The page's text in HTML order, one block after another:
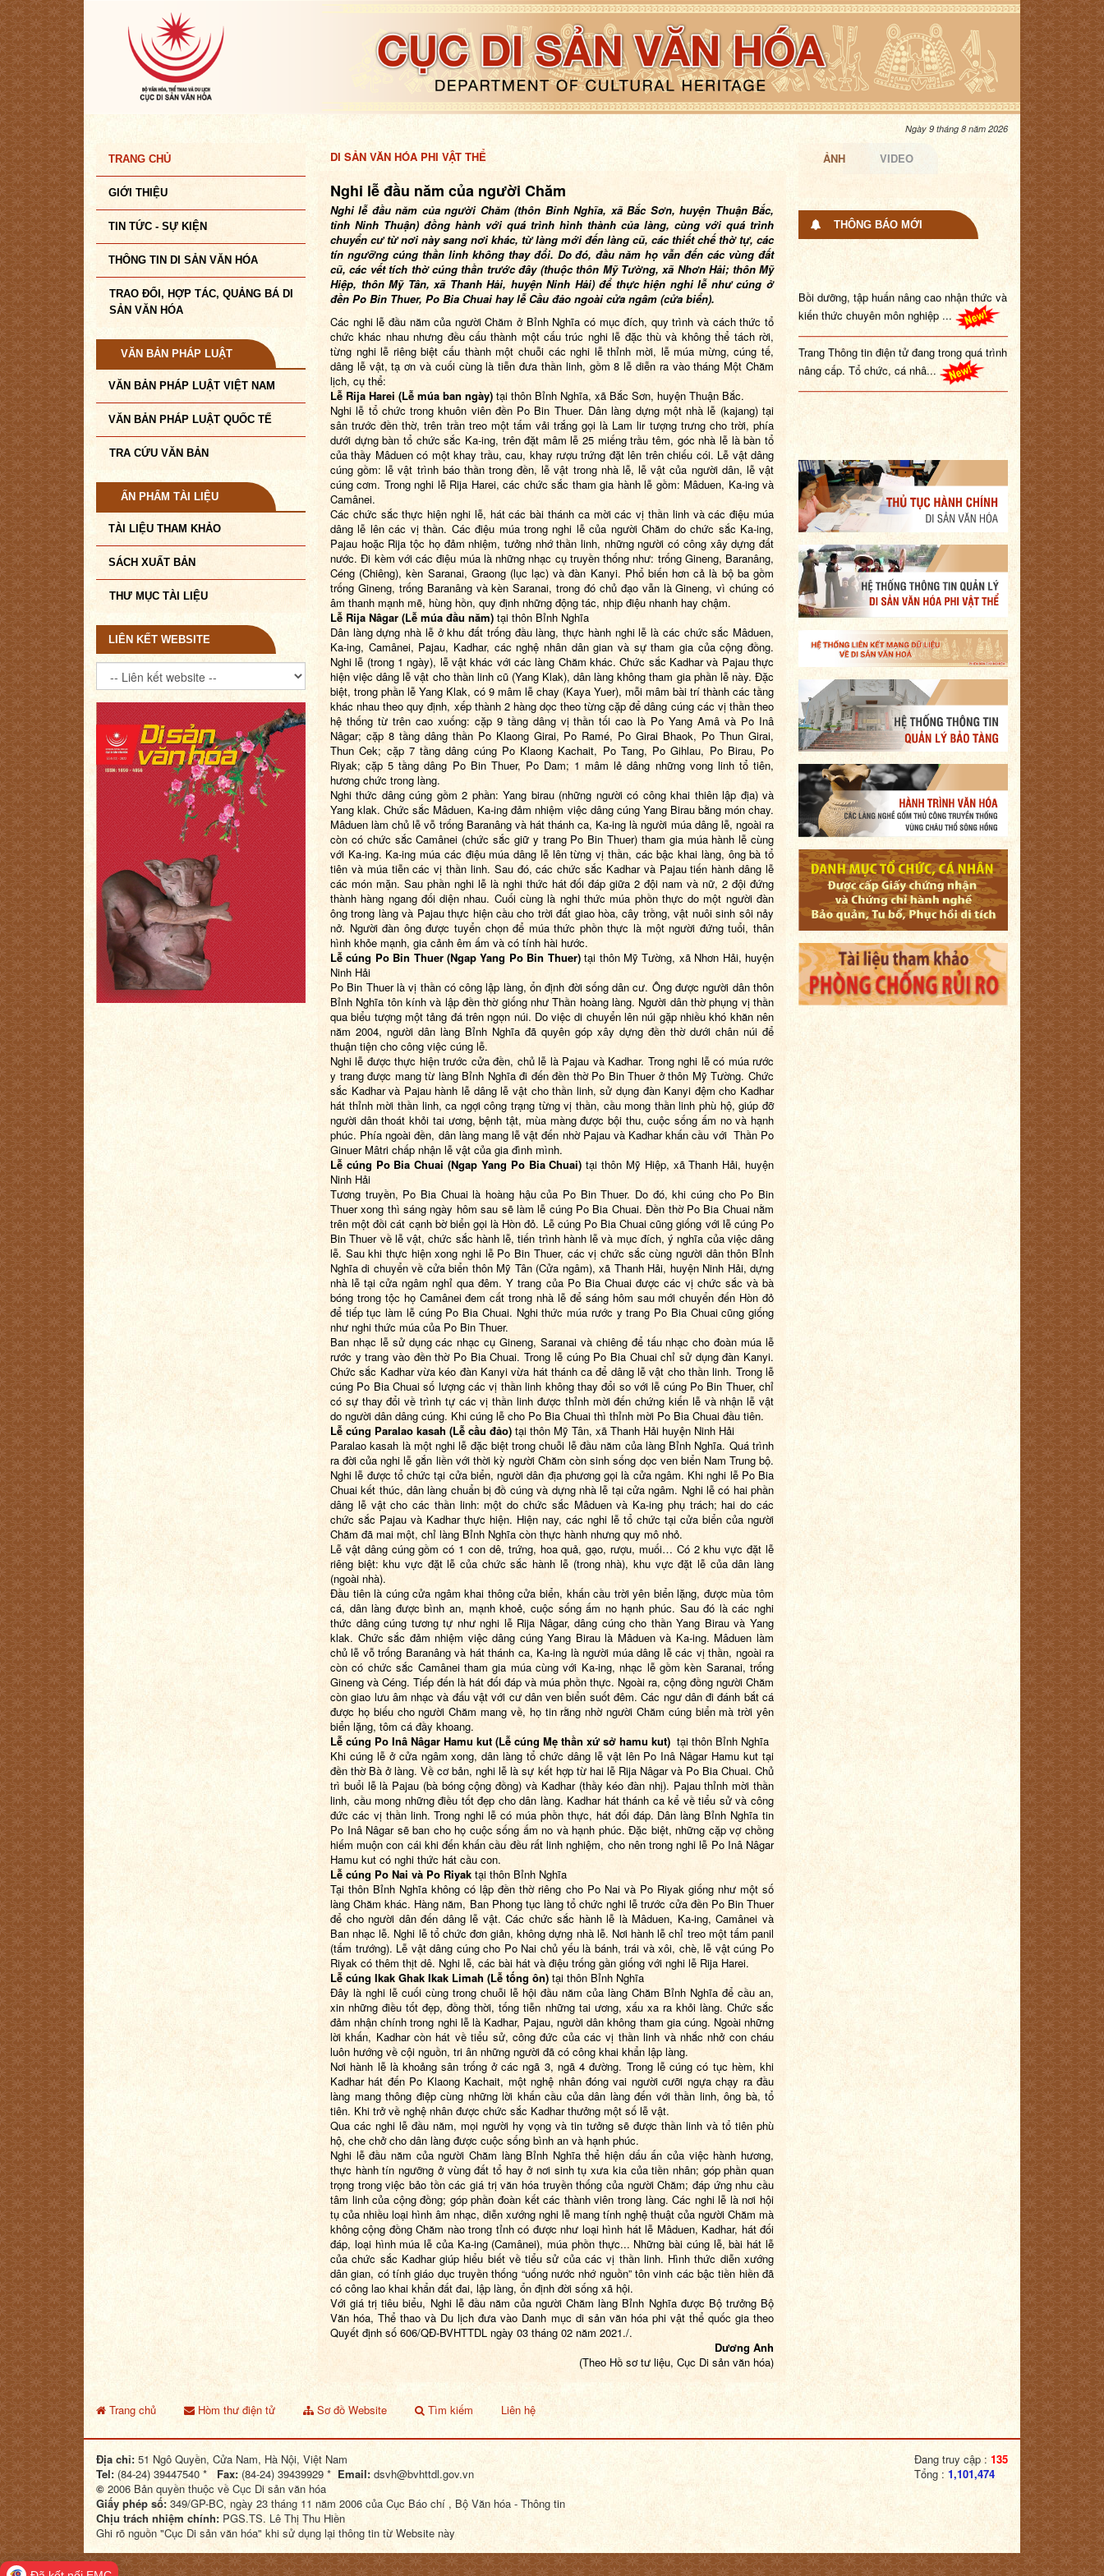
Ngày 9 tháng 8 năm 2026
TRANG CHỦ
GIỚI THIỆU
TIN TỨC - SỰ KIỆN
THÔNG TIN DI SẢN VĂN HÓA
TRAO ĐỔI, HỢP TÁC, QUẢNG BÁ DI
SẢN VĂN HÓA
VĂN BẢN PHÁP LUẬT
VĂN BẢN PHÁP LUẬT VIỆT NAM
VĂN BẢN PHÁP LUẬT QUỐC TẾ
TRA CỨU VĂN BẢN
ẤN PHẨM TÀI LIỆU
TÀI LIỆU THAM KHẢO
SÁCH XUẤT BẢN
THƯ MỤC TÀI LIỆU
LIÊN KẾT WEBSITE
DI SẢN VĂN HÓA PHI VẬT THỂ
Nghi lễ đầu năm của người Chăm
Nghi lễ đầu năm của người Chăm (thôn Bỉnh Nghĩa, xã Bắc Sơn, huyện Thuận Bắc,
tỉnh Ninh Thuận) đồng hành với quá trình hình thành của làng, cùng với quá trình
chuyển cư từ nơi này sang nơi khác, từ làng mới đến làng cũ, các thiết chế thờ tự, các
tín ngưỡng cúng thần linh không thay đổi. Do đó, đầu năm họ vẫn đến các vùng đất
cũ, các vết tích thờ cúng thần trước đây (thuộc thôn Mỹ Tường, xã Nhơn Hải; thôn Mỹ
Hiệp, thôn Mỹ Tân, xã Thanh Hải, huyện Ninh Hải) để thực hiện nghi lễ như cúng ở
đền Po Bin Thuer, Po Bia Chuai hay lễ Cầu đảo ngoài cửa ngâm (cửa biển).
Các nghi lễ đầu năm của người Chăm ở Bỉnh Nghĩa có mục đích, quy trình và cách thức tổ
chức khác nhau nhưng đều cấu thành một cấu trúc nghi lễ đặc thù và không thể tách rời,
từng nghi lễ riêng biệt cấu thành một chuỗi các nghi lễ thỉnh mời, lễ múa mừng, cúng tế,
dâng lễ vật, tạ ơn và cuối cùng là tiễn đưa thần linh, gồm 8 lễ diễn ra vào tháng Một Chăm
lịch, cụ thể:
Lễ Rija Harei (Lễ múa ban ngày) tại thôn Bỉnh Nghĩa, xã Bắc Sơn, huyện Thuận Bắc.
Nghi lễ tổ chức trong khuôn viên đền Po Bin Thuer. Dân làng dựng một nhà lễ (kajang) tại
sân trước đền thờ, trên trần treo một tấm vải trắng gọi là Lam lir tượng trưng cho trời, phía
dưới dựng bàn tổ chức sắc Ka-ing, trên đặt mâm lễ 25 miếng trầu têm, góc nhà lễ là bàn tổ
của thầy Mâduen có một khay trầu, cau, khay rượu trứng đặt lên trên chiếu cói. Lễ vật dâng
cúng gồm: lễ vật trình báo thần trong đền, lễ vật trong nhà lễ, lễ vật của người dân, lễ vật
cúng cơm. Trong nghi lễ Rija Harei, các chức sắc tham gia hành lễ gồm: Mâduen, Ka-ing và
Camânei.
Các chức sắc thực hiện nghi lễ, hát các bài thánh ca mời các vị thần linh và các điệu múa
dâng lễ lên các vị thần. Các điệu múa trong nghi lễ của người Chăm do chức sắc Ka-ing,
Pajau hoặc Rija tộc họ đảm nhiệm, tưởng nhớ thần linh, những người có công xây dựng đất
nước. Đi kèm với các điệu múa là những nhạc cụ truyền thống như: trống Gineng, Baranâng,
Céng (Chiêng), kèn Saranai, Graong (lục lạc) và đàn Kanyi. Phổ biến hơn cả là bộ ba gồm
trống Gineng, trống Baranâng và kèn Saranai, trong đó chủ đạo vẫn là Gineng, vì chúng có
âm thanh mạnh mẽ, hùng hồn, quy định những động tác, nhịp điệu nhanh hay chậm.
Lễ Rija Nâgar (Lễ múa đầu năm) tại thôn Bỉnh Nghĩa
Dân làng dựng nhà lễ ở khu đất trống đầu làng, thực hành nghi lễ là các chức sắc Mâduen,
Ka-ing, Camânei, Pajau, Kadhar, các nghệ nhân dân gian và sự tham gia của cộng đồng.
Nghi lễ (trong 1 ngày), lễ vật khác với các làng Chăm khác. Chức sắc Kadhar và Pajau thực
hiện việc dâng lễ vật cho thần linh cũ (Yang Klak), dân làng không tham gia phần lễ này. Đặc
biệt, trong phần lễ Yang Klak, có 9 mâm lễ chay (Kaya Yuer), mỗi mâm bài trí thành các tầng
khác nhau theo quy định, xếp thành 2 hàng dọc theo từng cặp để dâng cúng các vị thần theo
hệ thống từ trên cao xuống: cặp 9 tầng dâng vị thần tối cao là Po Yang Amâ và Po Inâ
Nâgar; cặp 8 tầng dâng thần Po Klaong Girai, Po Ramé, Po Girai Bhaok, Po Thun Girai,
Thun Cek; cặp 7 tầng dâng cúng Po Klaong Kachait, Po Tang, Po Gihlau, Po Birau, Po
Riyak; cặp 5 tầng dâng Po Bin Thuer, Po Dam; 1 mâm lẻ dâng những vong linh tổ tiên,
hương chức trong làng.
Nghi thức dâng cúng gồm 2 phần: Yang birau (những người có công khai thiên lập địa) và
Yang klak. Chức sắc Mâduen, Ka-ing đảm nhiệm việc dâng cúng Yang Birau bằng món chay.
Mâduen làm chủ lễ vỗ trống Baranâng và hát thánh ca, Ka-ing là người múa dâng lễ, ngoài ra
còn có chức sắc Camânei (chức sắc giữ y trang Po Bin Thuer) tham gia múa hành lễ cùng
với Ka-ing. Ka-ing múa các điệu múa dâng lễ lên từng vị thần, các bậc khai làng, ông bà tổ
tiên và múa tiễn các vị thần linh. Sau đó, các chức sắc Kadhar và Pajau tiến hành dâng lễ
các món mặn. Sau phần nghi lễ là nghi thức hát đối đáp giữa 2 đội nam và nữ, 2 đội đứng
thành hàng ngang đối diện nhau. Cuối cùng là nghi thức múa phồn thực do một người đàn
ông trong làng và Pajau thực hiện cầu cho trời đất giao hòa, cây trồng, vật nuôi sinh sôi nảy
nở. Người đàn ông được tuyển chọn để múa thức phồn thực là một người đứng tuổi, thân
hình khỏe mạnh, gia cảnh êm ấm và có tính hài hước.
Lễ cúng Po Bin Thuer (Ngap Yang Po Bin Thuer)tại thôn Mỹ Tường, xã Nhơn Hải, huyện
Ninh Hải
Po Bin Thuer là vị thần có công lập làng, ổn định đời sống dân cư. Ông được người dân thôn
Bỉnh Nghĩa tôn kính và lập đền thờ giống như Thần hoàng làng. Người dân thờ phụng vị thần
qua biểu tượng một tảng đá trên ngọn núi. Do việc di chuyển lên núi gặp nhiều khó khăn nên
năm 2004, người dân làng Bỉnh Nghĩa đã quyên góp xây dựng đền thờ dưới chân núi để
thuận tiện cho công việc cúng lễ.
Nghi lễ được thực hiện trước cửa đền, chủ lễ là Pajau và Kadhar. Trong nghi lễ có múa rước
y trang được mang từ làng Bỉnh Nghĩa đi đến đền thờ Po Bin Thuer ở thôn Mỹ Tường. Chức
sắc Kadhar và Pajau hành lễ dâng lễ vật cho thần linh, sử dụng đàn Kanyi đệm cho Kadhar
hát thỉnh mời thần linh, ca ngợi công trạng từng vị thần, cầu mong thần linh phù hộ, giúp đỡ
người dân thoát khỏi tai ương, bệnh tật, mùa màng được bội thu, cuộc sống ấm no và hạnh
phúc. Phía ngoài đền, dân làng mang lễ vật đến nhờ Pajau và Kadhar khấn cầu với Thần Po
Ginuer Mâtri chấp nhận lễ vật của gia đình mình.
Lễ cúng Po Bia Chuai (Ngap Yang Po Bia Chuai) tại thôn Mỹ Hiệp, xã Thanh Hải, huyện
Ninh Hải
Tương truyền, Po Bia Chuai là hoàng hậu của Po Bin Thuer. Do đó, khi cúng cho Po Bin
Thuer xong thì sáng ngày hôm sau sẽ làm lễ cúng Po Bia Chuai. Ðền thờ Po Bia Chuai nằm
trên một đồi cát cạnh bờ biển gọi là Hòn đỏ. Lễ cúng Po Bia Chuai cũng giống với lễ cúng Po
Bin Thuer về lễ vật, chức sắc hành lễ, tiến trình hành lễ và mục đích, ý nghĩa của việc dâng
lễ. Sau khi thực hiện xong nghi lễ Po Bin Thuer, các vị chức sắc cùng người dân thôn Bỉnh
Nghĩa di chuyển về cửa biển thôn Mỹ Tân (Cửa ngâm), xã Thanh Hải, huyện Ninh Hải, dựng
nhà lễ tại cửa ngâm nghỉ qua đêm. Y trang của Po Bia Chuai được các vị chức sắc và bà
bóng trong tộc họ Camânei đem cất trong nhà lễ để sáng hôm sau mới chuyển đến Hòn đỏ
để tiếp tục làm lễ cúng Po Bia Chuai. Nghi thức múa rước y trang Po Bia Chuai cũng giống
như nghi thức múa của Po Bin Thuer.
Ban nhạc lễ sử dụng các nhạc cụ Gineng, Saranai và chiêng để tấu nhạc cho đoàn múa lễ
rước y trang vào đền thờ Po Bia Chuai. Trong lễ cúng Po Bia Chuai chỉ sử dụng đàn Kanyi.
Chức sắc Kadhar vừa kéo đàn Kanyi vừa hát thánh ca để dâng lễ vật cho thần linh. Trong lễ
cúng Po Bia Chuai số lượng các vị thần linh không thay đổi so với lễ cúng Po Bin Thuer, chỉ
có sự thay đổi về trình tự các vị thần linh được thỉnh mời đến chứng kiến lễ và nhận lễ vật
do người dân dâng cúng. Khi cúng lễ cho Po Bia Chuai thì thỉnh mời Po Bia Chuai đầu tiên.
Lễ cúng Paralao kasah (Lễ cầu đảo) tại thôn Mỹ Tân, xã Thanh Hải huyện Ninh Hải
Paralao kasah là một nghi lễ đặc biệt trong chuỗi lễ đầu năm của làng Bỉnh Nghĩa. Quá trình
ra đời của nghi lễ gắn liền với thời kỳ người Chăm còn sinh sống dọc ven biển Nam Trung bộ.
Nghi lễ được tổ chức tại cửa biển, người dân địa phương gọi là cửa ngâm. Khi nghi lễ Po Bia
Chuai kết thúc, dân làng chuẩn bị đồ cúng và dựng nhà lễ tại cửa ngâm. Nghi lễ có hai phần
dâng lễ vật cho các thần linh: một do chức sắc Mâduen và Ka-ing phụ trách; hai do các
chức sắc Pajau và Kadhar thực hiện. Hiện nay, các nghi lễ tổ chức tại cửa biển của người
Chăm đã mai một, chỉ làng Bỉnh Nghĩa còn thực hành nhưng quy mô nhỏ.
Lễ vật dâng cúng gồm có 1 con dê, trứng, hoa quả, gạo, rượu, muối… Có 2 khu vực đặt lễ
riêng biệt: khu vực đặt lễ của chức sắc hành lễ (trong nhà), khu vực đặt lễ của dân làng
(ngoài nhà).
Đầu tiên là cúng cửa ngâm khai thông cửa biển, khấn cầu trời yên biển lặng, được mùa tôm
cá, dân làng được bình an, mạnh khoẻ, cuộc sống ấm no hạnh phúc. Sau đó là các nghi
thức dâng cúng tương tự như nghi lễ Rija Nâgar, dâng cúng cho thần Yang Birau và Yang
klak. Chức sắc đảm nhiệm việc dâng cúng Yang Birau là Mâduen và Ka-ing. Mâduen làm
chủ lễ vỗ trống Baranâng và hát thánh ca, Ka-ing là người múa dâng lễ các vị thần, ngoài ra
còn có chức sắc Camânei tham gia múa cùng với Ka-ing, nhạc lễ gồm kèn Saranai, trống
Gineng và Céng. Tiếp đến là hát đối đáp và múa phồn thực. Ngoài ra, cộng đồng người Chăm
còn giao lưu âm nhạc và đấu vật với cư dân ven biển suốt đêm. Các ngư dân đi đánh bắt cá
được họ biếu cho người Chăm mang về, họ tin rằng nhờ người Chăm cúng biển mà trời yên
biển lặng, tôm cá đầy khoang.
Lễ cúng Po Inâ Nâgar Hamu kut (Lễ cúng Mẹ thần xứ sở hamu kut) tại thôn Bỉnh Nghĩa
Khi cúng lễ ở cửa ngâm xong, dân làng tổ chức dâng lễ vật lên Po Inâ Nâgar Hamu kut tại
đền thờ Bà ở làng. Về cơ bản, nghi lễ là sự kết hợp từ hai lễ Rija Nâgar và Po Bia Chuai. Chủ
trì buổi lễ là Pajau (bà bóng cộng đồng) và Kadhar (thầy kéo đàn nhị). Pajau thỉnh mời thần
linh, cầu mong những điều tốt đẹp cho dân làng. Kadhar hát thánh ca kể về tiểu sử và công
đức các vị thần linh. Trong nghi lễ có múa phồn thực, hát đối đáp. Dân làng Bỉnh Nghĩa tin
Po Inâ Nâgar sẽ ban cho họ cuộc sống ấm no và hạnh phúc. Đặc biệt, những cặp vợ chồng
hiếm muộn con cái khi đến khấn cầu đều rất linh nghiệm, cho nên trong nghi lễ Po Inâ Nâgar
Hamu kut có nghi thức hát cầu con.
Lễ cúng Po Nai và Po Riyak tại thôn Bỉnh Nghĩa
Tại thôn Bỉnh Nghĩa không có lập đền thờ riêng cho Po Nai và Po Riyak giống như một số
làng Chăm khác. Hàng năm, Ban Phong tục làng tổ chức nghi lễ trước cửa đền Po Bin Thuer
để cho người dân đến dâng lễ vật. Các chức sắc hành lễ là Mâduen, Ka-ing, Camânei và
Ban nhạc lễ. Nghi lễ tổ chức đơn giản, không dựng nhà lễ. Nơi hành lễ chỉ treo một tấm panil
(tấm trướng). Lễ vật dâng cúng cho Po Nai chủ yếu là bánh, trái và xôi, chè, lễ vật cúng Po
Riyak có thêm thịt dê. Nghi lễ, các bài hát và điệu trống gần giống với nghi lễ Rija Harei.
Lễ cúng Ikak Ghak Ikak Limah (Lễ tống ôn) tại thôn Bỉnh Nghĩa
Đây là nghi lễ cuối cùng trong chuỗi lễ hội đầu năm của làng Chăm Bỉnh Nghĩa để cầu an,
xin những điều tốt đẹp, đồng thời, tống tiễn những tai ương, xấu xa ra khỏi làng. Chức sắc
đảm nhận chính trong nghi lễ là Kadhar, Pajau, người dân không tham gia cúng. Ngoài những
lời khấn, Kadhar còn hát về tiểu sử, công đức của các vị thần linh và nhắc nhở con cháu
luôn hướng về cội nguồn, tri ân những người đã có công khai khẩn lập làng.
Nơi hành lễ là khoảng sân trống ở các ngã 3, ngã 4 đường. Trong lễ cúng có tục hèm, khi
Kadhar hát đến Po Klaong Kachait, một nghệ nhân đóng vai người cưỡi ngựa chạy ra đầu
làng mang thông điệp cùng những lời khấn cầu của dân làng đến với thần linh, ông bà, tổ
tiên. Khi trở về nghệ nhân được chức sắc Kadhar thưởng một số lễ vật.
Qua các nghi lễ đầu năm, mọi người hy vọng và tin tưởng sẽ được thần linh và tổ tiên phù
hộ, che chở cho dân làng được cuộc sống bình an và hạnh phúc.
Nghi lễ đầu năm của người Chăm làng Bỉnh Nghĩa thể hiện dấu ấn của việc hành hương,
thực hành tín ngưỡng ở vùng đất tổ hay ở nơi sinh tụ xưa kia của tiền nhân; góp phần quan
trọng trong việc bảo tồn các giá trị văn hóa truyền thống của người Chăm; đáp ứng nhu cầu
tâm linh của cộng đồng; góp phần đoàn kết các thành viên trong làng. Các nghi lễ là nơi hội
tụ của nhiều loại hình âm nhạc, diễn xướng nghi lễ mang tính nghệ thuật của người Chăm mà
không cộng đồng Chăm nào trong tỉnh có được như loại hình hát lễ Mâduen, Kadhar, hát đối
đáp, loại hình múa lễ của Ka-ing (Camânei), múa phồn thực... Những bài cúng lễ, bài hát lễ
của chức sắc Kadhar giúp hiểu biết về tiểu sử của các vị thần linh. Hình thức diễn xướng
dân gian, có tính giáo dục truyền thống “uống nước nhớ nguồn” tôn vinh các bậc tiền hiền đã
có công lao khai khẩn đất đai, lập làng, ổn định đời sống xã hội.
Với giá trị tiêu biểu, Nghi lễ đầu năm của người Chăm làng Bỉnh Nghĩa được Bộ trưởng Bộ
Văn hóa, Thể thao và Du lịch đưa vào Danh mục di sản văn hóa phi vật thể quốc gia theo
Quyết định số 606/QĐ-BVHTTDL ngày 03 tháng 02 năm 2021./.
Dương Anh
(Theo Hồ sơ tư liệu, Cục Di sản văn hóa)
ẢNH VIDEO
THÔNG BÁO MỚI
Bồi dưỡng, tập huấn nâng cao nhận thức và
kiến thức chuyên môn nghiệp ...
Trang Thông tin điện tử đang trong quá trình
nâng cấp. Tổ chức, cá nhâ...
Trang chủ Hòm thư điện tử Sơ đồ Website Tìm kiếm Liên hệ
Địa chỉ: 51 Ngô Quyền, Cửa Nam, Hà Nội, Việt Nam
Tel: (84-24) 39447540 * Fax: (84-24) 39439929 * Email: dsvh@bvhttdl.gov.vn
© 2006 Bản quyền thuộc về Cục Di sản văn hóa
Giấy phép số: 349/GP-BC, ngày 23 tháng 11 năm 2006 của Cục Báo chí , Bộ Văn hóa - Thông tin
Chịu trách nhiệm chính: PGS.TS. Lê Thị Thu Hiền
Ghi rõ nguồn "Cục Di sản văn hóa" khi sử dụng lại thông tin từ Website này
Đang truy cập : 135
Tổng : 1,101,474